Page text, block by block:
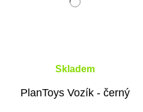
Skladem
PlanToys Vozík - černý